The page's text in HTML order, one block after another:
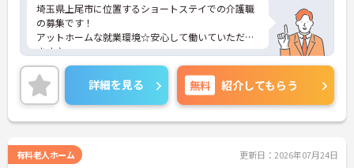
埼玉県上尾市に位置するショートステイでの介護職
の募集です！
アットホームな就業環境☆安心して働いていただけ
ます♪
ご興味ある方には、面接対策ポイントなど、さらに
詳細をお話しいたしますのでお気軽にご相談くださ
い。
詳細を見る 無料 紹介してもらう
有料老人ホーム 更新日：2026年07月24日